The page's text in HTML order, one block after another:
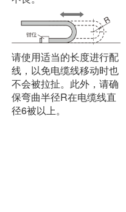
请使用适当的长度进行配
线，以免电缆线移动时也
不会被拉扯。此外，请确
保弯曲半径R在电缆线直
径6被以上。